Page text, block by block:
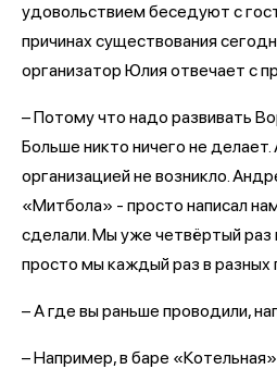
удовольствием беседуют с
причинах существования
организатор Юлия отвечает с
– Потому что надо развивать
Больше никто ничего не
организацией не возникло.
«Митбола» - просто написал
сделали. Мы уже четвёртый
просто мы каждый раз в
– А где вы раньше проводили,
– Например, в баре